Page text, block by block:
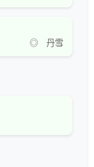
◎ 丹雪